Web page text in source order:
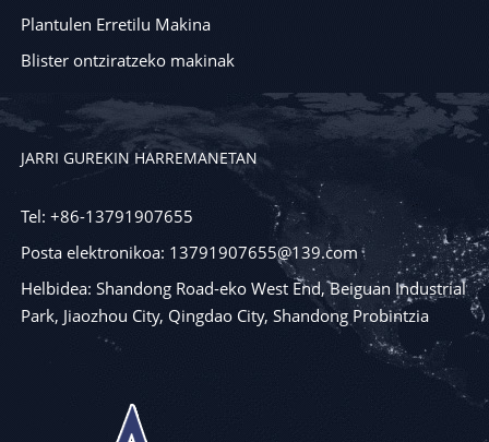
Plantulen Erretilu Makina
Blister ontziratzeko makinak
JARRI GUREKIN HARREMANETAN
Tel: +86-13791907655
Posta elektronikoa: 13791907655@139.com
Helbidea: Shandong Road-eko West End, Beiguan Industrial
Park, Jiaozhou City, Qingdao City, Shandong Probintzia